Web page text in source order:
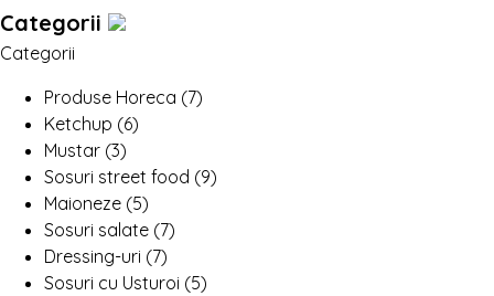
Categorii
Categorii
Produse Horeca (7)
Ketchup (6)
Mustar (3)
Sosuri street food (9)
Maioneze (5)
Sosuri salate (7)
Dressing-uri (7)
Sosuri cu Usturoi (5)